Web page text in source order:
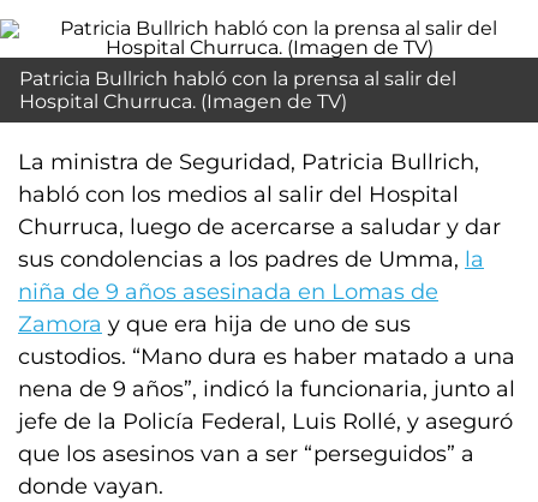
Patricia Bullrich habló con la prensa al salir del
Hospital Churruca. (Imagen de TV)
La ministra de Seguridad, Patricia Bullrich,
habló con los medios al salir del Hospital
Churruca, luego de acercarse a saludar y dar
sus condolencias a los padres de Umma, la
niña de 9 años asesinada en Lomas de
Zamora y que era hija de uno de sus
custodios. “Mano dura es haber matado a una
nena de 9 años”, indicó la funcionaria, junto al
jefe de la Policía Federal, Luis Rollé, y aseguró
que los asesinos van a ser “perseguidos” a
donde vayan.